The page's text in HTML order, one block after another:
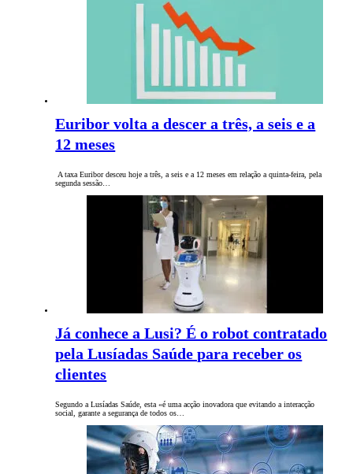
Euribor volta a descer a três, a seis e a
12 meses
A taxa Euribor desceu hoje a três, a seis e a 12 meses em relação a quinta-feira, pela
segunda sessão…
Já conhece a Lusi? É o robot contratado
pela Lusíadas Saúde para receber os
clientes
Segundo a Lusíadas Saúde, esta «é uma acção inovadora que evitando a interacção
social, garante a segurança de todos os…